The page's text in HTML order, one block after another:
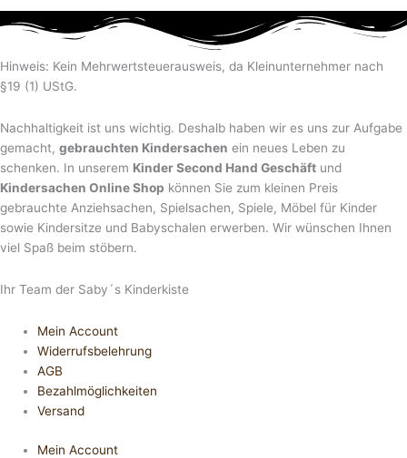
Hinweis: Kein Mehrwertsteuerausweis, da Kleinunternehmer nach
§19 (1) UStG.
Nachhaltigkeit ist uns wichtig. Deshalb haben wir es uns zur Aufgabe
gemacht, gebrauchten Kindersachen ein neues Leben zu
schenken. In unserem Kinder Second Hand Geschäft und
Kindersachen Online Shop können Sie zum kleinen Preis
gebrauchte Anziehsachen, Spiel­sachen, Spiele, Möbel für Kinder
sowie Kindersitze und Babyschalen erwerben. Wir wünschen Ihnen
viel Spaß beim stöbern.
Ihr Team der Saby´s Kinderkiste
Mein Account
Widerrufsbelehrung
AGB
Bezahlmöglichkeiten
Versand
Mein Account